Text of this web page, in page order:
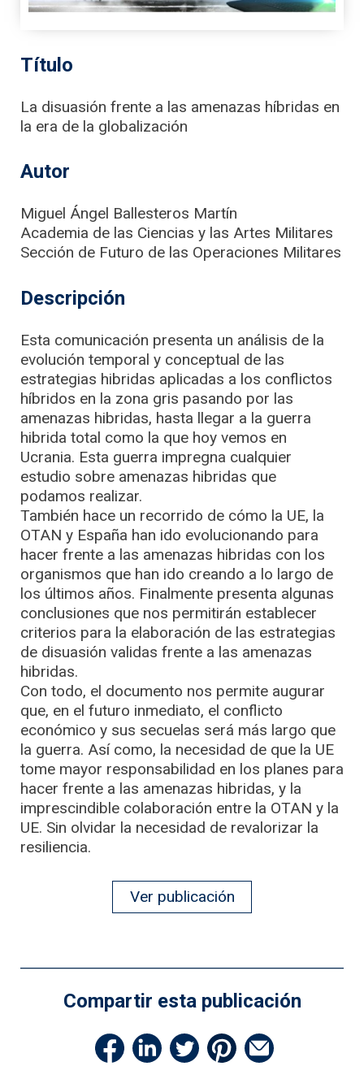
Título
La disuasión frente a las amenazas híbridas en
la era de la globalización
Autor
Miguel Ángel Ballesteros Martín
Academia de las Ciencias y las Artes Militares
Sección de Futuro de las Operaciones Militares
Descripción
Esta comunicación presenta un análisis de la
evolución temporal y conceptual de las
estrategias hibridas aplicadas a los conflictos
híbridos en la zona gris pasando por las
amenazas hibridas, hasta llegar a la guerra
hibrida total como la que hoy vemos en
Ucrania. Esta guerra impregna cualquier
estudio sobre amenazas hibridas que
podamos realizar.
También hace un recorrido de cómo la UE, la
OTAN y España han ido evolucionando para
hacer frente a las amenazas hibridas con los
organismos que han ido creando a lo largo de
los últimos años. Finalmente presenta algunas
conclusiones que nos permitirán establecer
criterios para la elaboración de las estrategias
de disuasión validas frente a las amenazas
hibridas.
Con todo, el documento nos permite augurar
que, en el futuro inmediato, el conflicto
económico y sus secuelas será más largo que
la guerra. Así como, la necesidad de que la UE
tome mayor responsabilidad en los planes para
hacer frente a las amenazas hibridas, y la
imprescindible colaboración entre la OTAN y la
UE. Sin olvidar la necesidad de revalorizar la
resiliencia.
Ver publicación
Compartir esta publicación